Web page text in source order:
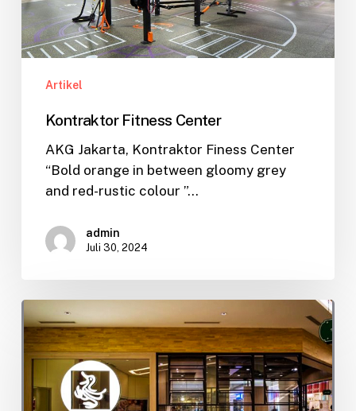
Artikel
Kontraktor Fitness Center
AKG Jakarta, Kontraktor Finess Center
“Bold orange in between gloomy grey
and red-rustic colour ”…
admin
Juli 30, 2024
Kontraktor
Interior